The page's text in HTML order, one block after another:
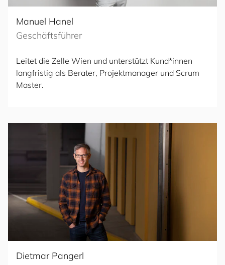
Manuel Hanel
Geschäftsführer
Leitet die Zelle Wien und unterstützt Kund*innen
langfristig als Berater, Projektmanager und Scrum
Master.
Dietmar Pangerl